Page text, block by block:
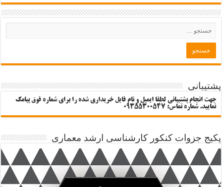
پشتیبانی
جهت انجام پشتیبانی لطفا ایمیل و نام فایل خریداری شده را برای شماره فوق پیامک
نمایید. شماره تماس: 09355300547
پکیج جزوات کنکور کارشناسی ارشد معماری